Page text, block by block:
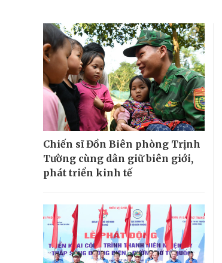
Chiến sĩ Đồn Biên phòng Trịnh
Tường cùng dân giữ biên giới,
phát triển kinh tế